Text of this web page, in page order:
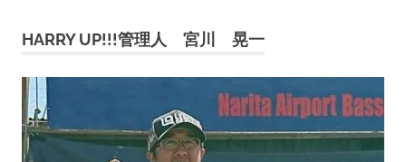
ビ
ー
シ
HARRY UP!!!管理人 宮川 晃一